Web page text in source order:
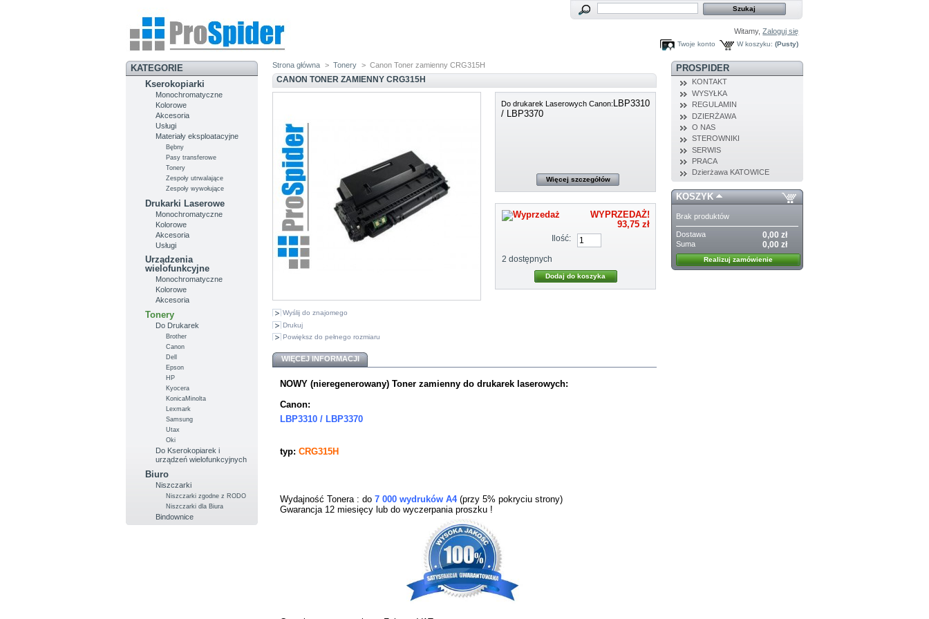
Witamy,Zaloguj się
W koszyku: (Pusty)
Twoje konto
KATEGORIE
Kserokopiarki
Monochromatyczne
Kolorowe
Akcesoria
Usługi
Materiały eksploatacyjne
Bębny
Pasy transferowe
Tonery
Zespoły utrwalające
Zespoły wywołujące
Drukarki Laserowe
Monochromatyczne
Kolorowe
Akcesoria
Usługi
Urządzenia
wielofunkcyjne
Monochromatyczne
Kolorowe
Akcesoria
Tonery
Do Drukarek
Brother
Canon
Dell
Epson
HP
Kyocera
KonicaMinolta
Lexmark
Samsung
Utax
Oki
Do Kserokopiarek i
urządzeń wielofunkcyjnych
Biuro
Niszczarki
Niszczarki zgodne z RODO
Niszczarki dla Biura
Bindownice
Strona główna > Tonery > Canon Toner zamienny CRG315H
CANON TONER ZAMIENNY CRG315H
Wyślij do znajomego
Drukuj
Powiększ do pełnego rozmiaru
Do drukarek Laserowych Canon: LBP3310
/ LBP3370
Więcej szczegółów
WYPRZEDAŻ!
93,75 zł
Ilość:
2 dostępnych
WIĘCEJ INFORMACJI
NOWY (nieregenerowany) Toner zamienny do drukarek laserowych:
Canon:
LBP3310 / LBP3370
typ: CRG315H
Wydajność Tonera : do 7 000 wydruków A4(przy 5% pokryciu strony)
Gwarancja 12 miesięcy lub do wyczerpania proszku !
PROSPIDER
KONTAKT
WYSYŁKA
REGULAMIN
DZIERŻAWA
O NAS
STEROWNIKI
SERWIS
PRACA
Dzierżawa KATOWICE
KOSZYK
Brak produktów
Dostawa 0,00 zł
Suma 0,00 zł
Realizuj zamówienie